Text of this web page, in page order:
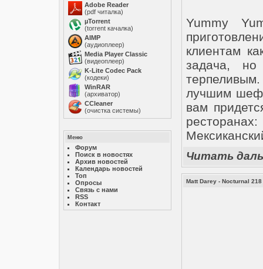
Adobe Reader
(pdf читалка)
µTorrent
(torrent качалка)
AIMP
(аудиоплеер)
Media Player Classic
(видеоплеер)
K-Lite Codec Pack
(кодеки)
WinRAR
(архиватор)
ССleaner
(очистка системы)
Меню
Форум
Поиск в новостях
Архив новостей
Календарь новостей
Топ
Опросы
Связь с нами
RSS
Контакт
Yummy
клиентам
задача, но
лучшим
вам
Читать
Matt Darey - Nocturnal